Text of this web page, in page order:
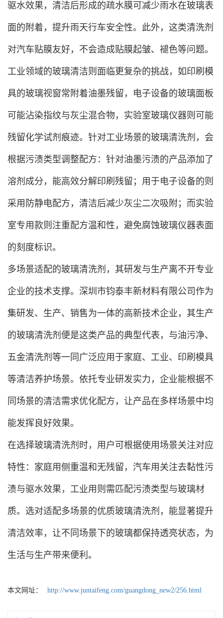
驱水效果，清洁后形成的疏水膜可减少雨水在玻璃表
面的附着，提升雨天行车安全性。此外，这类清洗剂
对汽车贴膜友好，不会造成贴膜起皱、褪色等问题。
工业领域的玻璃清洁则面临更复杂的挑战，如印刷模
具的玻璃视窗常附着油墨残留，电子设备的玻璃面板
可能沾染指纹与灰尘混合物，实验室玻璃仪器则可能
残留化学试剂痕迹。针对工业场景的玻璃清洗剂，会
根据污渍类型调整配方：针对油墨污渍的产品添加了
溶剂成分，能高效分解印刷残留；用于电子设备的则
采用防静电配方，清洁后减少灰尘二次吸附；而实验
室专用款则注重配方温和性，避免腐蚀玻璃仪器表面
的刻度标识。
多场景适配的玻璃清洗剂，其研发与生产离不开专业
企业的技术支撑。深圳市钧泰丰新材料有限公司作为
集研发、生产、销售为一体的高新技术企业，其生产
的玻璃清洗剂便是这类产品的典型代表，与油污净、
五金清洗剂等一同广泛应用于家庭、工业、印刷模具
等清洁养护场景。依托专业研发实力，企业能根据不
同场景的清洁需求优化配方，让产品在多样场景中均
能发挥良好效果。
在选择玻璃清洗剂时，用户可根据使用场景关注对应
特性：家庭用侧重温和无残留，汽车用关注去黏性污
渍与驱水效果，工业用则需匹配污渍类型与玻璃材
质。选对适配多场景的优质玻璃清洗剂，能显著提升
清洁效率，让不同场景下的玻璃都保持透亮状态，为
生活与生产带来便利。
本文网址： http://www.juntaifeng.com/guangdong_new2/256.html